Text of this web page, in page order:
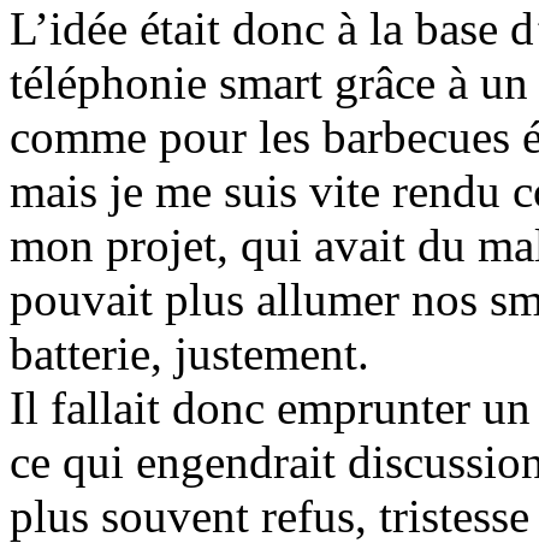
L’idée était donc à la base
téléphonie smart grâce à
comme pour les barbecues
mais je me suis vite rendu
mon projet, qui avait du
pouvait plus allumer nos
batterie, justement.
Il fallait donc emprunter
ce qui engendrait
plus souvent refus,